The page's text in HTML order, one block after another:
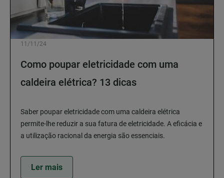
11/11/24
Como poupar eletricidade com uma
caldeira elétrica? 13 dicas
Saber poupar eletricidade com uma caldeira elétrica
permite-lhe reduzir a sua fatura de eletricidade. A eficácia e
a utilização racional da energia são essenciais.
Ler mais